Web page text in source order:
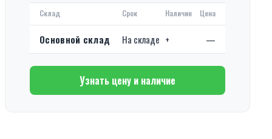
Склад Срок Наличие Цена
Основной склад На складе + —
Узнать цену и наличие